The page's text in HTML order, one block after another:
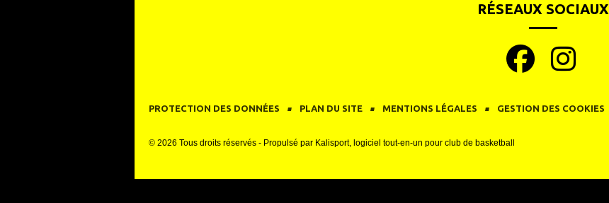
RÉSEAUX SOCIAUX
PROTECTION DES DONNÉES PLAN DU SITE MENTIONS LÉGALES GESTION DES COOKIES
© 2026 Tous droits réservés - Propulsé par Kalisport, logiciel tout-en-un pour club de basketball